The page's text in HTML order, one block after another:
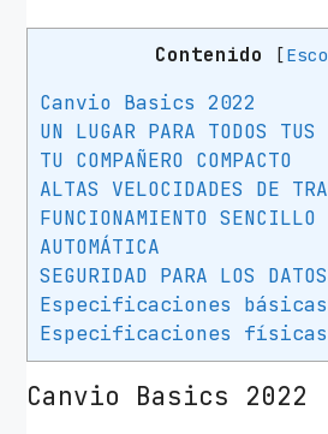
n
B
C
Contenido [
Canvio Basics 2022
UN LUGAR PARA TODOS TUS
TU COMPAÑERO COMPACTO
ALTAS VELOCIDADES DE
FUNCIONAMIENTO
AUTOMÁTICA
SEGURIDAD PARA LOS DATOS
Especificaciones básicas
Especificaciones físicas
Canvio Basics 2022